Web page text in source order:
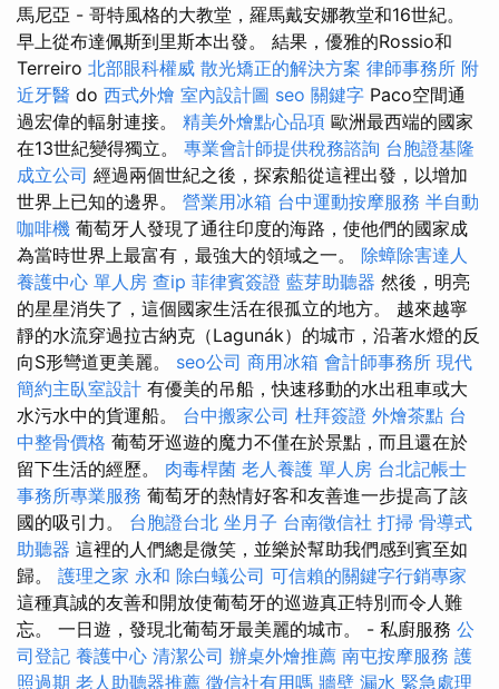
馬尼亞 - 哥特風格的大教堂，羅馬戴安娜教堂和16世紀。
早上從布達佩斯到里斯本出發。 結果，優雅的Rossio和
Terreiro 北部眼科權威 散光矯正的解決方案 律師事務所 附
近牙醫 do 西式外燴 室內設計圖 seo 關鍵字 Paco空間通
過宏偉的輻射連接。 精美外燴點心品項 歐洲最西端的國家
在13世紀變得獨立。 專業會計師提供稅務諮詢 台胞證基隆
成立公司 經過兩個世紀之後，探索船從這裡出發，以增加
世界上已知的邊界。 營業用冰箱 台中運動按摩服務 半自動
咖啡機 葡萄牙人發現了通往印度的海路，使他們的國家成
為當時世界上最富有，最強大的領域之一。 除蟑除害達人
養護中心 單人房 查ip 菲律賓簽證 藍芽助聽器 然後，明亮
的星星消失了，這個國家生活在很孤立的地方。 越來越寧
靜的水流穿過拉古納克（Lagunák）的城市，沿著水燈的反
向S形彎道更美麗。 seo公司 商用冰箱 會計師事務所 現代
簡約主臥室設計 有優美的吊船，快速移動的水出租車或大
水污水中的貨運船。 台中搬家公司 杜拜簽證 外燴茶點 台
中整骨價格 葡萄牙巡遊的魔力不僅在於景點，而且還在於
留下生活的經歷。 肉毒桿菌 老人養護 單人房 台北記帳士
事務所專業服務 葡萄牙的熱情好客和友善進一步提高了該
國的吸引力。 台胞證台北 坐月子 台南徵信社 打掃 骨導式
助聽器 這裡的人們總是微笑，並樂於幫助我們感到賓至如
歸。 護理之家 永和 除白蟻公司 可信賴的關鍵字行銷專家
這種真誠的友善和開放使葡萄牙的巡遊真正特別而令人難
忘。 一日遊，發現北葡萄牙最美麗的城市。 - 私廚服務 公
司登記 養護中心 清潔公司 辦桌外燴推薦 南屯按摩服務 護
照過期 老人助聽器推薦 徵信社有用嗎 牆壁 漏水 緊急處理